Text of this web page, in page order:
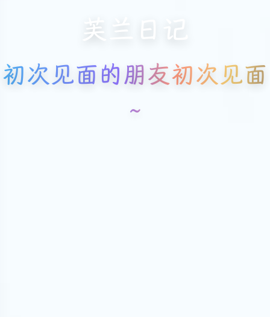
芙兰日记
初次见面的朋友初次见面
~